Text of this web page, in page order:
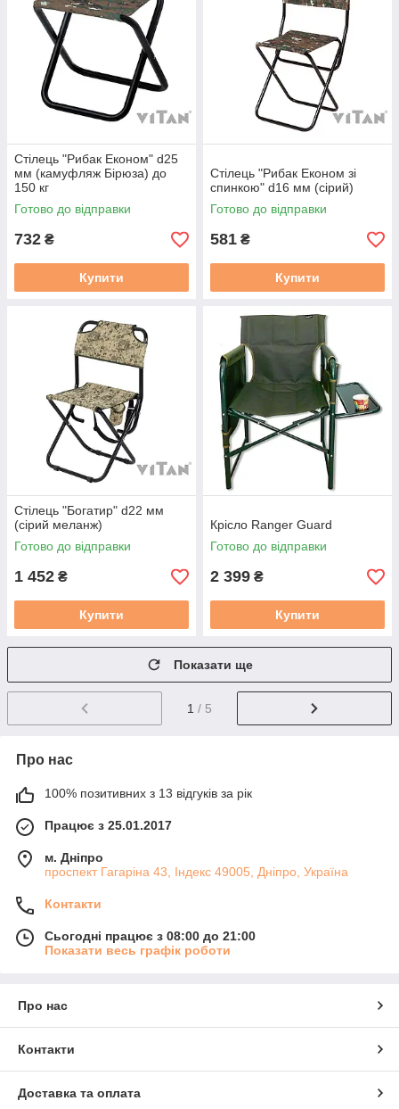
Стілець "Рибак Економ" d25
мм (камуфляж Бірюза) до
150 кг
Готово до відправки
732 ₴
Купити
Стілець "Рибак Економ зі
спинкою" d16 мм (сірий)
Готово до відправки
581 ₴
Купити
Стілець "Богатир" d22 мм
(сірий меланж)
Готово до відправки
1 452 ₴
Купити
Крісло Ranger Guard
Готово до відправки
2 399 ₴
Купити
Показати ще
1 / 5
Про нас
100% позитивних з 13 відгуків за рік
Працює з 25.01.2017
м. Дніпро
проспект Гагаріна 43, Індекс 49005, Дніпро, Україна
Контакти
Сьогодні працює з 08:00 до 21:00
Показати весь графік роботи
Про нас
Контакти
Доставка та оплата